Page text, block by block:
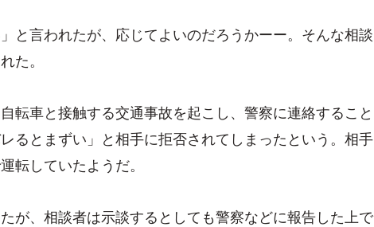
と言われたが、応じてよいのだろうかーー。そんな相談
た。
転車と接触する交通事故を起こし、警察に連絡すること
るとまずい」と相手に拒否されてしまったという。相手
転していたようだ。
が、相談者は示談するとしても警察などに報告した上で